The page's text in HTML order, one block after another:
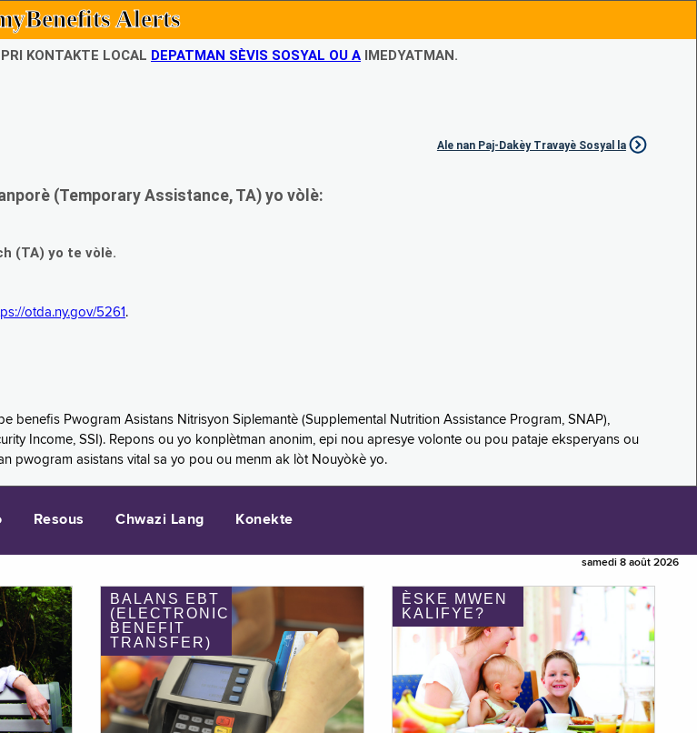
Alerts
KONTAKTE LOCAL DEPATMAN SÈVIS SOSYAL OU A IMEDYATMAN.
Ale nan Paj-Dakèy Travayè Sosyal la
(Temporary Assistance, TA) yo vòlè:
(TA) yo te vòlè.
otda.ny.gov/5261.
Pwogram Asistans Nitrisyon Siplemantè (Supplemental Nutrition Assistance Program, SNAP),
Income, SSI). Repons ou yo konplètman anonim, epi nou apresye volonte ou pou pataje eksperyans ou
pwogram asistans vital sa yo pou ou menm ak lòt Nouyòkè yo.
Resous Chwazi Lang Konekte
samedi 8 août 2026
BALANS EBT
(ELECTRONIC
BENEFIT
TRANSFER)
ÈSKE MWEN
KALIFYE?